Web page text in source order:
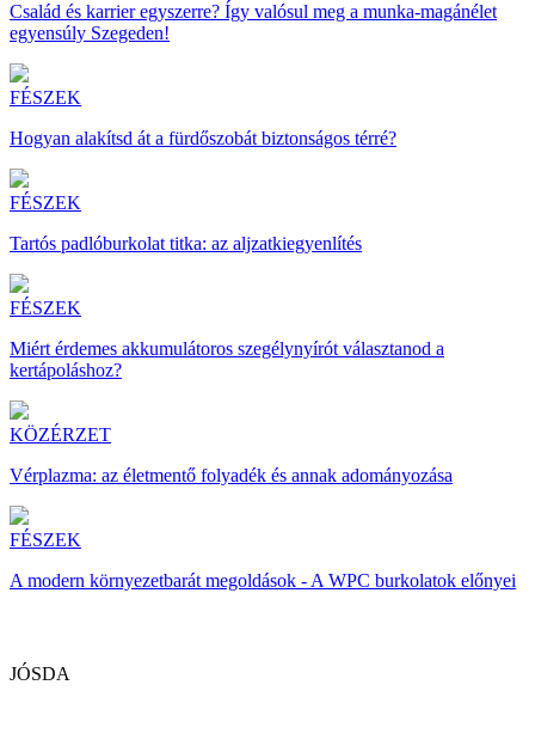
Család és karrier egyszerre? Így valósul meg a munka-magánélet
egyensúly Szegeden!
FÉSZEK
Hogyan alakítsd át a fürdőszobát biztonságos térré?
FÉSZEK
Tartós padlóburkolat titka: az aljzatkiegyenlítés
FÉSZEK
Miért érdemes akkumulátoros szegélynyírót választanod a
kertápoláshoz?
KÖZÉRZET
Vérplazma: az életmentő folyadék és annak adományozása
FÉSZEK
A modern környezetbarát megoldások - A WPC burkolatok előnyei
JÓSDA